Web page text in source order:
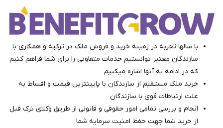
با سالها تجربه در زمینه خرید و فروش ملک در ترکیه و همکاری با
سازندگان معتبر توانستیم خدمات متفاوتی را برای شما فراهم کنیم
که در ادامه به آنها اشاره میکنیم
خرید ملک مستقیم از سازندگان با پایینترین قیمت و اقساط به
علت ارتباطات قوی با سازندگان
انجام و بررسی تمامی امور حقوقی و قانونی از طریق وکلای ترک ‌قبل
از خرید شما جهت حفظ امنیت سرمایه شما